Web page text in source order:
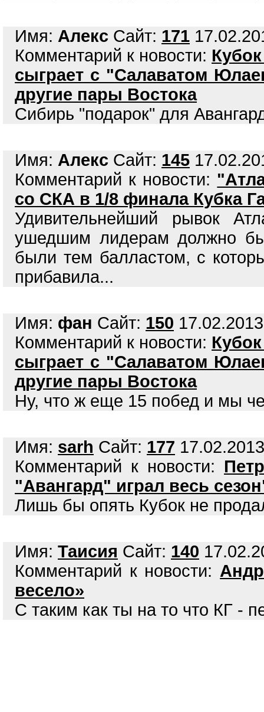
Имя: Алекс Сайт: 171
Комментарий к новости:
сыграет с "Салаватом
другие пары Востока
Сибирь "подарок" для
Имя: Алекс Сайт: 145
Комментарий к новости:
со СКА в 1/8 финала Кубка
Удивительнейший рывок
ушедшим лидерам должно
были тем балластом, с
прибавила...
Имя: фан Сайт: 150
Комментарий к новости:
сыграет с "Салаватом
другие пары Востока
Ну, что ж еще 15 побед и мы
Имя: sarh Сайт: 177
Комментарий к новости:
"Авангард" играл весь
Лишь бы опять Кубок не
Имя: Таисия Сайт: 140
Комментарий к новости:
весело»
С таким как ты на то что КГ -